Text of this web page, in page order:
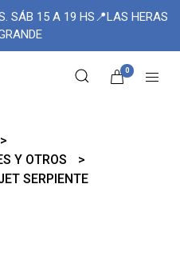
SÁB 15 A 19 HS📍LAS HERAS
0
Y OTROS
SERPIENTE